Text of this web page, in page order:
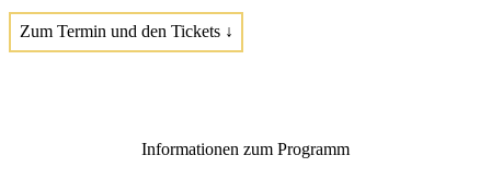
Zum Termin und den Tickets ↓
Informationen zum Programm